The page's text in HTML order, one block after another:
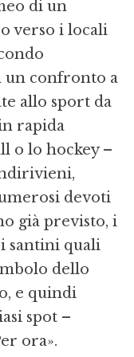
di un
verso i locali
un confronto a
allo sport da
rapida
o lo hockey –
devoti
già previsto, i
santini quali
dello
e quindi
spot –
ora».